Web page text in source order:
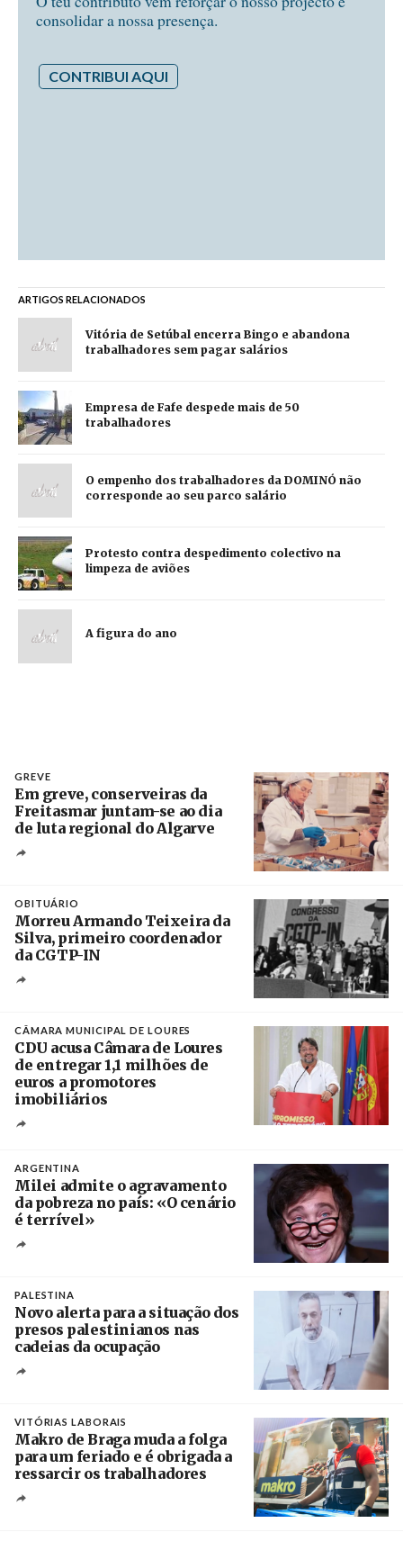
consolidar a nossa presença.
CONTRIBUI AQUI
ARTIGOS RELACIONADOS
Vitória de Setúbal encerra Bingo e abandona
trabalhadores sem pagar salários
Empresa de Fafe despede mais de 50
trabalhadores
O empenho dos trabalhadores da DOMINÓ não
corresponde ao seu parco salário
Protesto contra despedimento colectivo na
limpeza de aviões
A figura do ano
GREVE
Em greve, conserveiras da
Freitasmar juntam-se ao dia
de luta regional do Algarve
OBITUÁRIO
Morreu Armando Teixeira da
Silva, primeiro coordenador
da CGTP-IN
CÂMARA MUNICIPAL DE LOURES
CDU acusa Câmara de Loures
de entregar 1,1 milhões de
euros a promotores
imobiliários
ARGENTINA
Milei admite o agravamento
da pobreza no país: «O cenário
é terrível»
PALESTINA
Novo alerta para a situação dos
presos palestinianos nas
cadeias da ocupação
VITÓRIAS LABORAIS
Makro de Braga muda a folga
para um feriado e é obrigada a
ressarcir os trabalhadores